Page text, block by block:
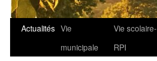
Aller
Actualités Vie
municipale
Vie scolaire-
RPI